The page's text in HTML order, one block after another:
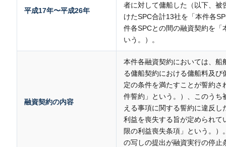
平成17年〜平成26年
者に対して傭船した（以下、被
けたSPC合計13社を「本件各
件各SPCとの間の融資契約を「
いう。）。
融資契約の内容
本件各融資契約においては、船
る傭船契約における傭船料及び
定の条件を満たすことが誓約さ
件誓約」という。）、このうち
える事項に関する誓約に違反し
利益を喪失する旨が定められて
限の利益喪失条項」という。）
の写しの提出が融資実行の停止